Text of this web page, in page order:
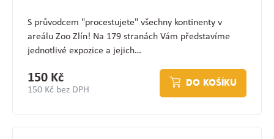
S průvodcem "procestujete" všechny kontinenty v
areálu Zoo Zlín! Na 179 stranách Vám představíme
jednotlivé expozice a jejich…
150 Kč
150 Kč bez DPH
DO KOŠÍKU